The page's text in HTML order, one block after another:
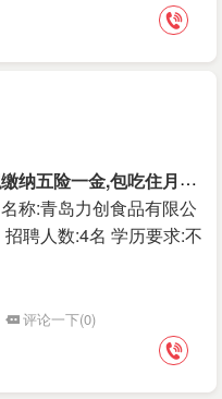
6
500-8500元/食品厂操作工,入职缴纳五险一金,包吃住月薪6500-8500
称:青岛力创食品有限公
聘人数:4名 学历要求:不
评论一下(0)